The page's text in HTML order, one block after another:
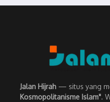
Jalan Hijrah — situs yang
Kosmopolitanisme Islam".